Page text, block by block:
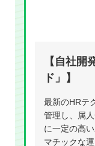
【自社開
ド」】
最新のHRテ
管理し、属
に一定の高
マチックな運